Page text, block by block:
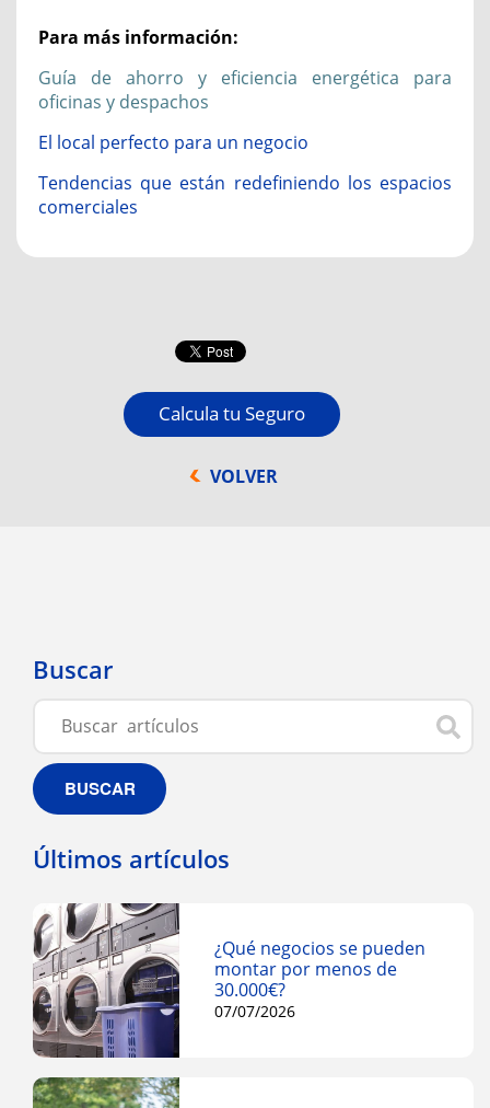
Para más información:
Guía de ahorro y eficiencia energética para
oficinas y despachos
El local perfecto para un negocio
Tendencias que están redefiniendo los espacios
comerciales
Calcula tu Seguro
VOLVER
Buscar
BUSCAR
Últimos artículos
¿Qué negocios se pueden
montar por menos de
30.000€?
07/07/2026